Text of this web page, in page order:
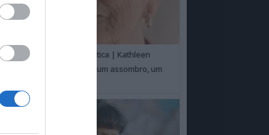
Um Toque Familiar, a Crítica | Kathleen
Chalfant é um espanto, um assombro, um